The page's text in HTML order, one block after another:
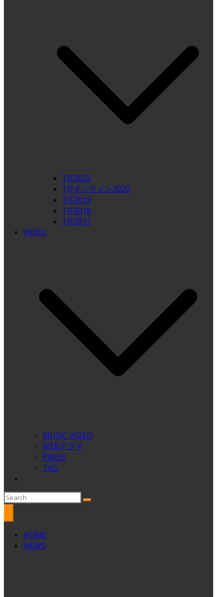
TIF2022
TIFオンライン2020
TIF2019
TIF2018
TIF2017
VIDEO
MUSIC VIDEO
WEBドラマ
PRESS
TAG
HOME
NEWS